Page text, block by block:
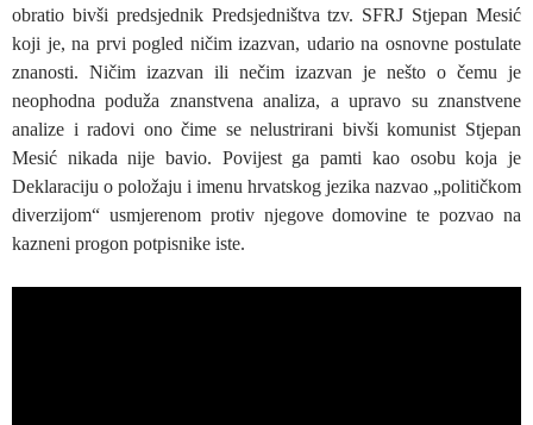
obratio bivši predsjednik Predsjedništva tzv. SFRJ Stjepan Mesić
koji je, na prvi pogled ničim izazvan, udario na osnovne postulate
znanosti. Ničim izazvan ili nečim izazvan je nešto o čemu je
neophodna poduža znanstvena analiza, a upravo su znanstvene
analize i radovi ono čime se nelustrirani bivši komunist Stjepan
Mesić nikada nije bavio. Povijest ga pamti kao osobu koja je
Deklaraciju o položaju i imenu hrvatskog jezika nazvao „političkom
diverzijom“ usmjerenom protiv njegove domovine te pozvao na
kazneni progon potpisnike iste.